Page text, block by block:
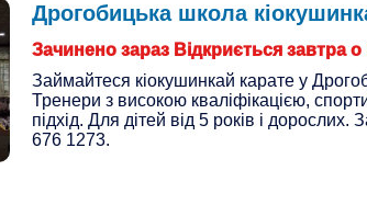
Дрогобицька школа
Зачинено зараз Відкриється завтра о
Займайтеся кіокушинкай карате у
Тренери з високою кваліфікацією,
підхід. Для дітей від 5 років і
676 1273.